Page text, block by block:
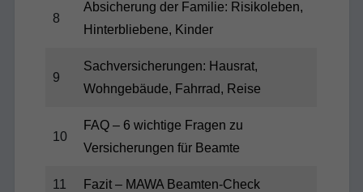
8
Absicherung der Familie: Risikoleben,
Hinterbliebene, Kinder
9
Sachversicherungen: Hausrat,
Wohngebäude, Fahrrad, Reise
10
FAQ – 6 wichtige Fragen zu
Versicherungen für Beamte
11 Fazit – MAWA Beamten-Check